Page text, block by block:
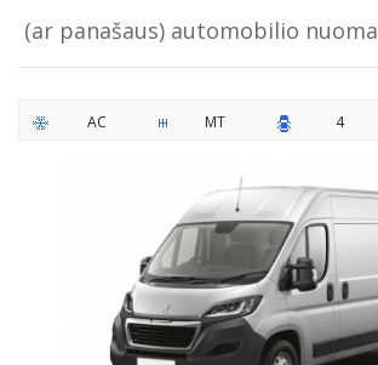
(ar panašaus) automobilio nuoma
AC MT 4